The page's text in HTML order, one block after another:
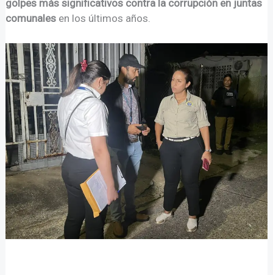
golpes más significativos contra la corrupción en juntas
comunales en los últimos años.